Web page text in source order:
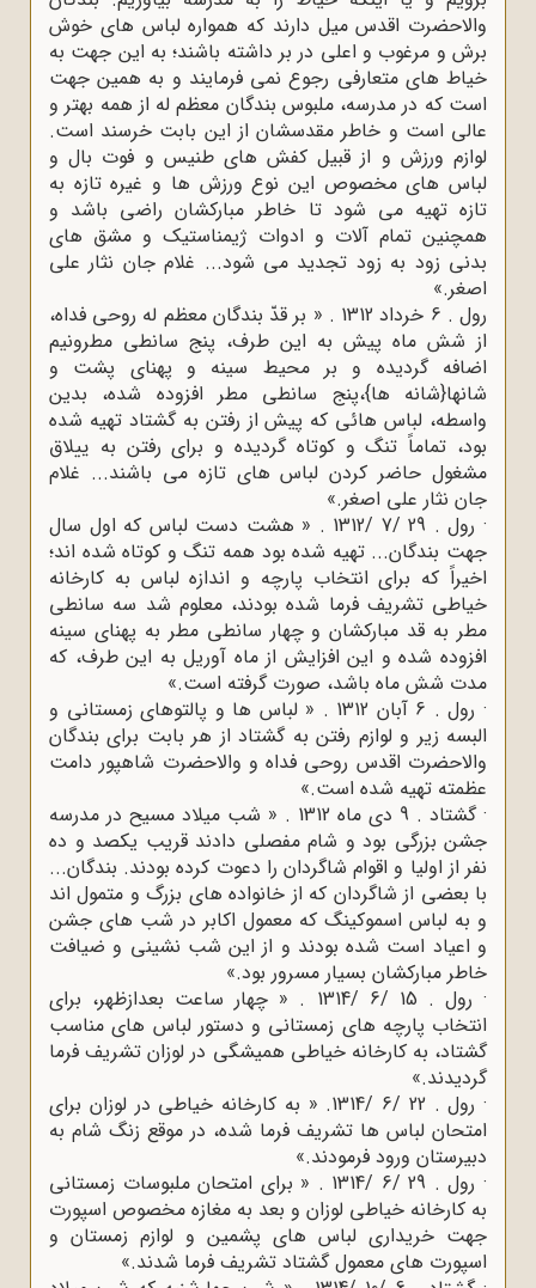
والاحضرت اقدس میل دارند که همواره لباس های خوش
برش و مرغوب و اعلی در بر داشته باشند؛ به این جهت به
خیاط های متعارفی رجوع نمی فرمایند و به همین جهت
است که در مدرسه، ملبوس بندگان معظم له از همه بهتر و
عالی است و خاطر مقدسشان از این بابت خرسند است.
لوازم ورزش و از قبیل کفش های طنیس و فوت بال و
لباس های مخصوص این نوع ورزش ها و غیره تازه به
تازه تهیه می شود تا خاطر مبارکشان راضی باشد و
همچنین تمام آلات و ادوات ژیمناستیک و مشق های
بدنی زود به زود تجدید می شود... غلام جان نثار علی
اصغر.»
رول . 6 خرداد 1312 . « بر قدّ بندگان معظم له روحی فداه،
از شش ماه پیش به این طرف، پنج سانطی مطرونیم
اضافه گردیده و بر محیط سینه و پهنای پشت و
شانها{شانه ها}،پنج سانطی مطر افزوده شده، بدین
واسطه، لباس هائی که پیش از رفتن به گشتاد تهیه شده
بود، تماماً تنگ و کوتاه گردیده و برای رفتن به ییلاق
مشغول حاضر کردن لباس های تازه می باشند... غلام
جان نثار علی اصغر.»
· رول . 29 /7 /1312 . « هشت دست لباس که اول سال
جهت بندگان... تهیه شده بود همه تنگ و کوتاه شده اند؛
اخیراً که برای انتخاب پارچه و اندازه لباس به کارخانه
خیاطی تشریف فرما شده بودند، معلوم شد سه سانطی
مطر به قد مبارکشان و چهار سانطی مطر به پهنای سینه
افزوده شده و این افزایش از ماه آوریل به این طرف، که
مدت شش ماه باشد، صورت گرفته است.»
· رول . 6 آبان 1312 . « لباس ها و پالتوهای زمستانی و
البسه زیر و لوازم رفتن به گشتاد از هر بابت برای بندگان
والاحضرت اقدس روحی فداه و والاحضرت شاهپور دامت
عظمته تهیه شده است.»
· گشتاد . 9 دی ماه 1312 . « شب میلاد مسیح در مدرسه
جشن بزرگی بود و شام مفصلی دادند قریب یکصد و ده
نفر از اولیا و اقوام شاگردان را دعوت کرده بودند. بندگان...
با بعضی از شاگردان که از خانواده های بزرگ و متمول اند
و به لباس اسموکینگ که معمول اکابر در شب های جشن
و اعیاد است شده بودند و از این شب نشینی و ضیافت
خاطر مبارکشان بسیار مسرور بود.»
· رول . 15 /6 /1314 . « چهار ساعت بعدازظهر، برای
انتخاب پارچه های زمستانی و دستور لباس های مناسب
گشتاد، به کارخانه خیاطی همیشگی در لوزان تشریف فرما
گردیدند.»
· رول . 22 /6 /1314. « به کارخانه خیاطی در لوزان برای
امتحان لباس ها تشریف فرما شده، در موقع زنگ شام به
دبیرستان ورود فرمودند.»
· رول . 29 /6 /1314 . « برای امتحان ملبوسات زمستانی
به کارخانه خیاطی لوزان و بعد به مغازه مخصوص اسپورت
جهت خریداری لباس های پشمین و لوازم زمستان و
اسپورت های معمول گشتاد تشریف فرما شدند.»